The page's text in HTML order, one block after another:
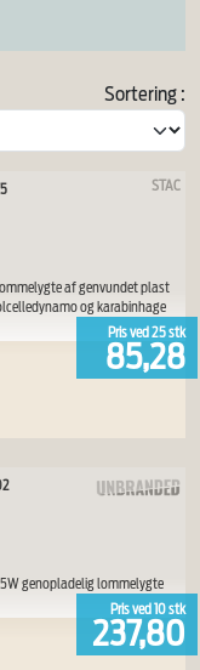
Sortering :
STAC
af genvundet plast
og karabinhage
Pris ved 25stk
85,28
5W genopladelig lommelygte
Pris ved 10stk
237,80